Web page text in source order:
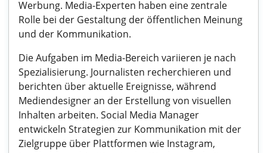
Werbung. Media-Experten haben eine zentrale
Rolle bei der Gestaltung der öffentlichen Meinung
und der Kommunikation.
Die Aufgaben im Media-Bereich variieren je nach
Spezialisierung. Journalisten recherchieren und
berichten über aktuelle Ereignisse, während
Mediendesigner an der Erstellung von visuellen
Inhalten arbeiten. Social Media Manager
entwickeln Strategien zur Kommunikation mit der
Zielgruppe über Plattformen wie Instagram,